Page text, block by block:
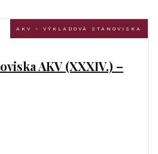
AKV - VÝKLADOVÁ STANOVISKA
AKV (XXXIV.) –